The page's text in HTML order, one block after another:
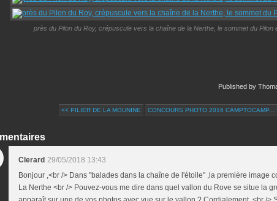
près du Pilon du Roy, crépuscule vers la chaîne de la Nerthe, le sommet du Pilon
Published by
<< PILIER DE LA MOUNINE CONCOURS PHOTO 2016 CAMPTOCAMP...
Clerard 29/05/2018 13:43
Bonjour ,<br /> Dans "balades dans la chaîne de l'étoile" ,la première image
La Nerthe <br /> Pouvez-vous me dire dans quel vallon du Rove se situe la